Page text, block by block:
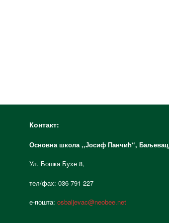
Контакт:
Основна школа ,,Јосиф Панчић“, Баљевац
Ул. Бошка Бухе 8,
тел/фах: 036 791 227
е-пошта: osbaljevac@neobee.net